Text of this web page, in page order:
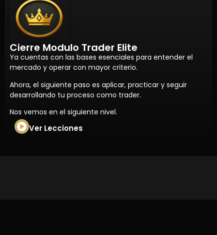
Cierre Modulo Trader Elite
Ya cuentas con las bases esenciales para entender el
mercado y operar con mayor criterio.
Ahora, el siguiente paso es aplicar, practicar y seguir
desarrollando tu proceso como trader.
Nos vemos en el siguiente nivel.
Ver Lecciones